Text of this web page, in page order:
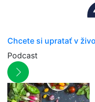
Chcete si upratať v
Podcast